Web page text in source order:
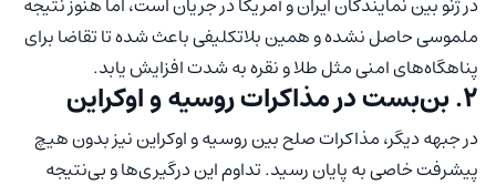
ملموسی حاصل نشده و همین بلاتکلیفی باعث شده تا تقاضا برای
پناهگاه‌های امنی مثل طلا و نقره به شدت افزایش یابد.
۲. بن‌بست در مذاکرات روسیه و اوکراین
در جبهه دیگر، مذاکرات صلح بین روسیه و اوکراین نیز بدون هیچ
پیشرفت خاصی به پایان رسید. تداوم این درگیری‌ها و بی‌نتیجه